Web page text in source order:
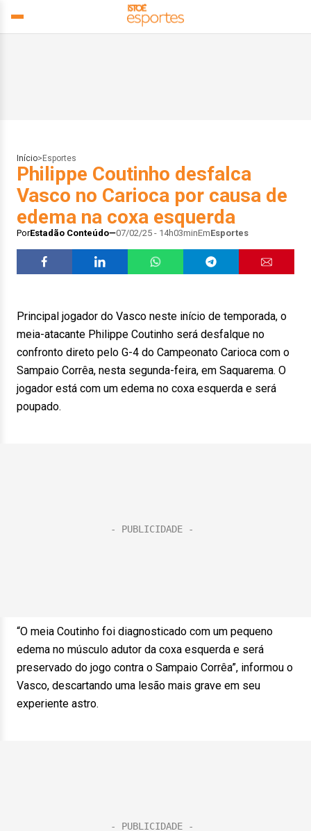
Início> Esportes
Philippe Coutinho desfalca
Vasco no Carioca por causa de
edema na coxa esquerda
PorEstadão Conteúdo 07/02/25 - 14h03minEmEsportes
Principal jogador do Vasco neste início de temporada, o
meia-atacante Philippe Coutinho será desfalque no
confronto direto pelo G-4 do Campeonato Carioca com o
Sampaio Corrêa, nesta segunda-feira, em Saquarema. O
jogador está com um edema no coxa esquerda e será
poupado.
“O meia Coutinho foi diagnosticado com um pequeno
edema no músculo adutor da coxa esquerda e será
preservado do jogo contra o Sampaio Corrêa”, informou o
Vasco, descartando uma lesão mais grave em seu
experiente astro.